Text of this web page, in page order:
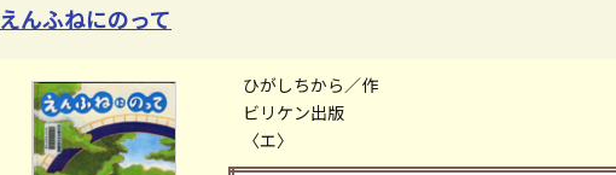
えんふねにのって
ひがしちから／作
ビリケン出版
〈エ〉